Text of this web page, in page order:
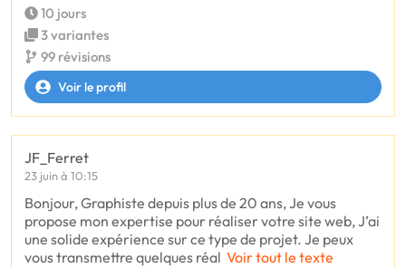
10 jours
3 variantes
99 révisions
Voir le profil
JF_Ferret
23 juin à 10:15
Bonjour, Graphiste depuis plus de 20 ans, Je vous
propose mon expertise pour réaliser votre site web, J’ai
une solide expérience sur ce type de projet. Je peux
vous transmettre quelques réal Voir tout le texte